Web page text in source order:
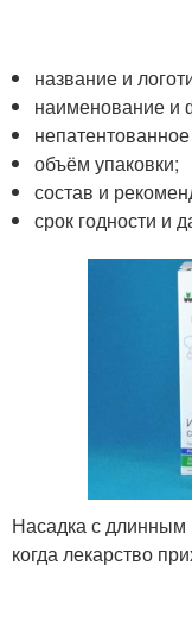
название и
наименование и
объём упаковки;
состав и
срок годности и
Насадка с длинным
когда лекарство